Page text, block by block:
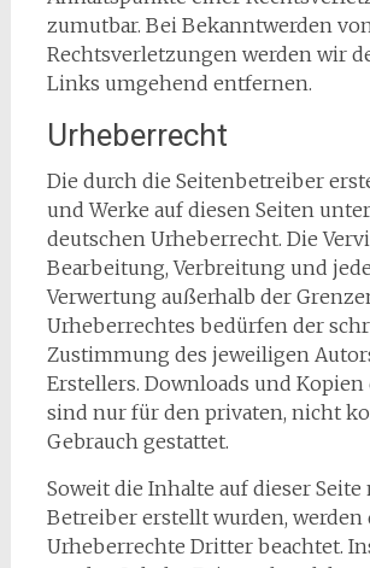
zumutbar. Bei Bekanntwerden
Rechtsverletzungen werden wir
Links umgehend entfernen.
Urheberrecht
Die durch die Seitenbetreiber
und Werke auf diesen Seiten
deutschen Urheberrecht. Die
Bearbeitung, Verbreitung und
Verwertung außerhalb der
Urheberrechtes bedürfen der
Zustimmung des jeweiligen
Erstellers. Downloads und Kopien
sind nur für den privaten, nicht
Gebrauch gestattet.
Soweit die Inhalte auf dieser
Betreiber erstellt wurden, werden
Urheberrechte Dritter beachtet.